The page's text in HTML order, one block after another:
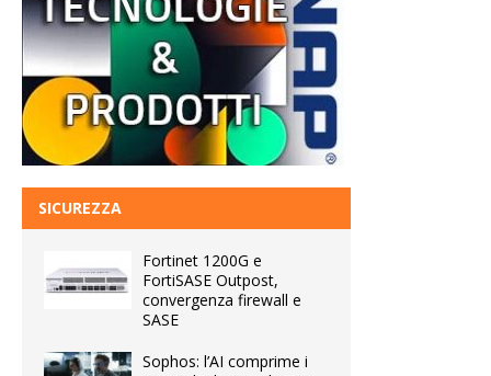
SICUREZZA
Fortinet 1200G e
FortiSASE Outpost,
convergenza firewall e
SASE
Sophos: l’AI comprime i